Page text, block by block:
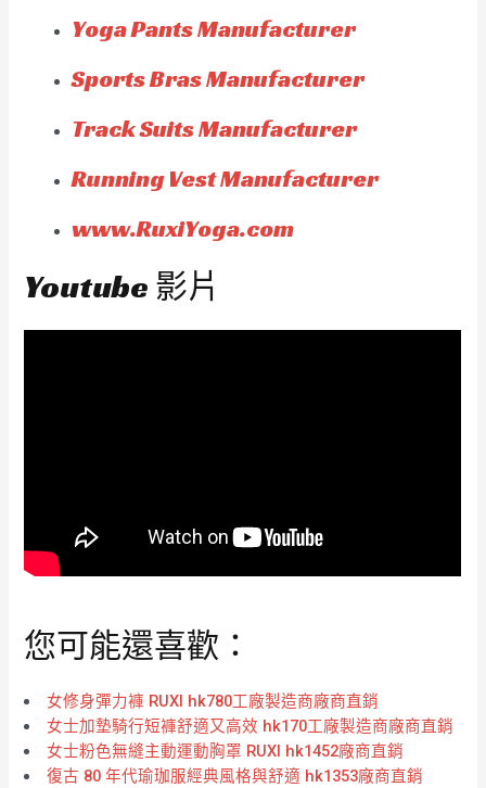
Yoga Pants Manufacturer
Sports Bras Manufacturer
Track Suits Manufacturer
Running Vest Manufacturer
www.RuxiYoga.com
Youtube 影片
您可能還喜歡：
女修身彈力褲 RUXI hk780工廠製造商廠商直銷
女士加墊騎行短褲舒適又高效 hk170工廠製造商廠商直銷
女士粉色無縫主動運動胸罩 RUXI hk1452廠商直銷
復古 80 年代瑜珈服經典風格與舒適 hk1353廠商直銷